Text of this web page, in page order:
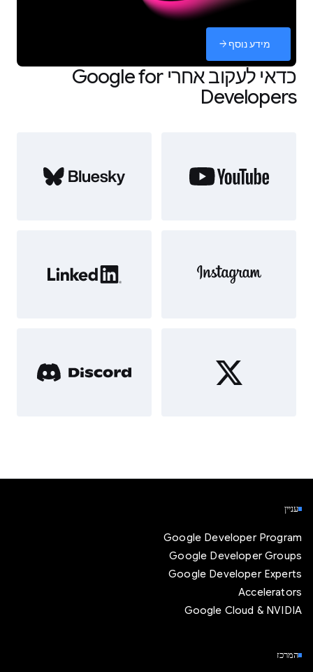
מידע נוסף arrow_forward
כדאי לעקוב אחרי Google for
Developers
עניין
Google Developer Program
Google Developer Groups
Google Developer Experts
Accelerators
Google Cloud & NVIDIA
המרכז